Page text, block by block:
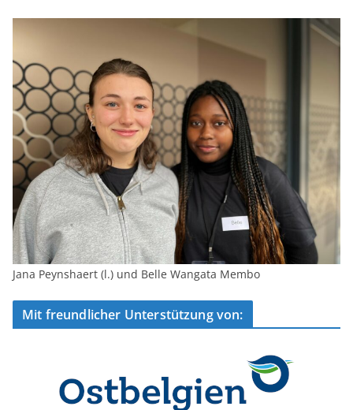
Jana Peynshaert (l.) und Belle Wangata Membo
Mit freundlicher Unterstützung von: